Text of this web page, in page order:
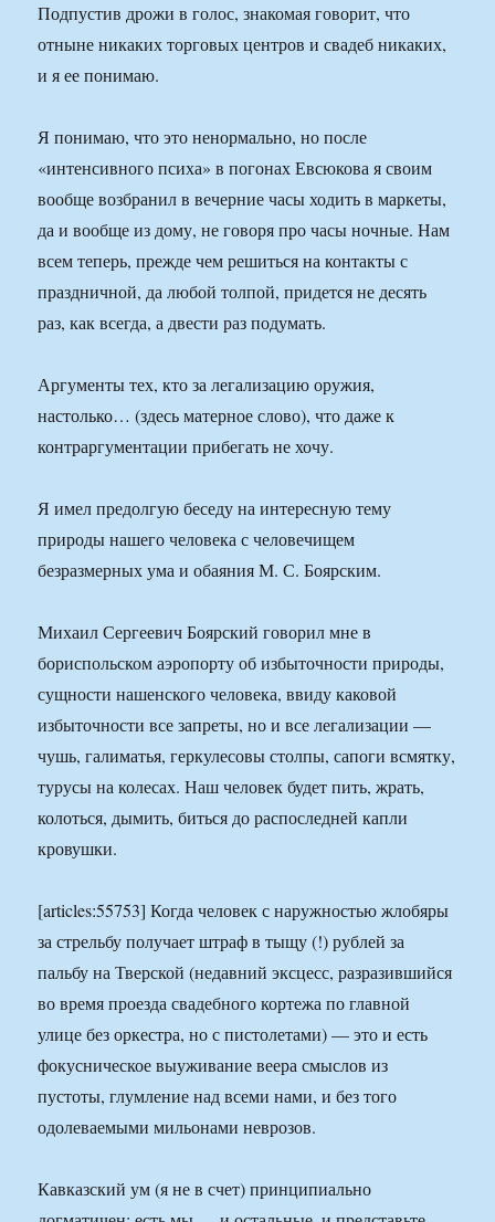
Подпустив дрожи в голос, знакомая говорит, что
отныне никаких торговых центров и свадеб никаких,
и я ее понимаю.
Я понимаю, что это ненормально, но после
«интенсивного психа» в погонах Евсюкова я своим
вообще возбранил в вечерние часы ходить в маркеты,
да и вообще из дому, не говоря про часы ночные. Нам
всем теперь, прежде чем решиться на контакты с
праздничной, да любой толпой, придется не десять
раз, как всегда, а двести раз подумать.
Аргументы тех, кто за легализацию оружия,
настолько… (здесь матерное слово), что даже к
контраргументации прибегать не хочу.
Я имел предолгую беседу на интересную тему
природы нашего человека с человечищем
безразмерных ума и обаяния М. С. Боярским.
Михаил Сергеевич Боярский говорил мне в
бориспольском аэропорту об избыточности природы,
сущности нашенского человека, ввиду каковой
избыточности все запреты, но и все легализации —
чушь, галиматья, геркулесовы столпы, сапоги всмятку,
турусы на колесах. Наш человек будет пить, жрать,
колоться, дымить, биться до распоследней капли
кровушки.
[articles:55753] Когда человек с наружностью жлобяры
за стрельбу получает штраф в тыщу (!) рублей за
пальбу на Тверской (недавний эксцесс, разразившийся
во время проезда свадебного кортежа по главной
улице без оркестра, но с пистолетами) — это и есть
фокусническое выуживание веера смыслов из
пустоты, глумление над всеми нами, и без того
одолеваемыми мильонами неврозов.
Кавказский ум (я не в счет) принципиально